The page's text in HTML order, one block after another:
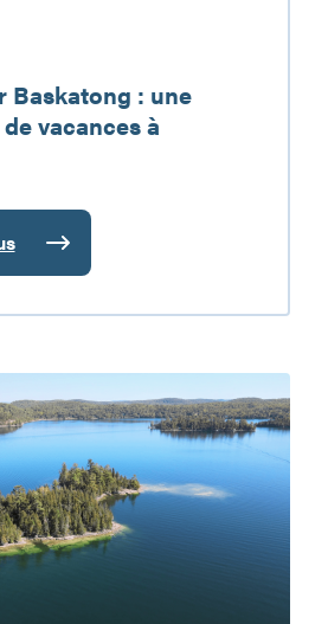
Baskatong : une
vacances à